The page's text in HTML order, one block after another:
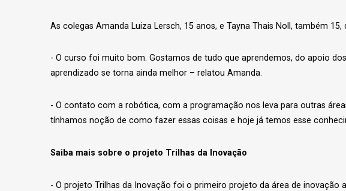
As colegas Amanda Luiza Lersch, 15 anos, e Tayna Thais Noll, também
- O curso foi muito bom. Gostamos de tudo que aprendemos, do apoio
aprendizado se torna ainda melhor – relatou Amanda.
- O contato com a robótica, com a programação nos leva para outras
tínhamos noção de como fazer essas coisas e hoje já temos esse
Saiba mais sobre o projeto Trilhas da Inovação
- O projeto Trilhas da Inovação foi o primeiro projeto da área de